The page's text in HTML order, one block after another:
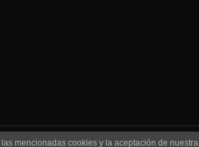
mencionadas cookies y la aceptación de nuestra